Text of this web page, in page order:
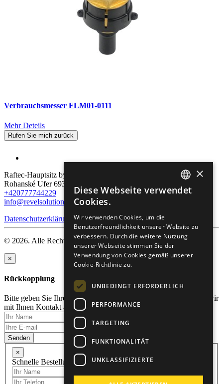
Verbrauchsmesser FLM01-0111
Mehr Deteils
Rufen Sie mich zurück
Raftec-Hauptsitz by Revel Solution:
Rohanské Ufer 693/10, 186 00 Prag, Karlín
+420777744229
info@revelsolution.com
Datenschutzerklärung
© 2026. Alle Rechte vorbehalten.
×
Rückkopplung
Bitte geben Sie Ihren Namen und Ihre E-Mail-Adresse an, damit wir
mit Ihnen Kontakt aufnehmen können.
Senden
×
Schnelle Bestellung
ENGLISH
GERMAN
×
Diese Webseite verwendet
Cookies.
Wir verwenden Cookies, um die
Benutzerfreundlichkeit unserer Website zu
verbessern. Durch die weitere Nutzung
unserer Webseite stimmen Sie der
Verwendung von Cookies gemäß unserer
Cookie-Richtlinie zu.
UNBEDINGT ERFORDERLICH
PERFORMANCE
TARGETING
FUNKTIONALITÄT
UNKLASSIFIZIERTE